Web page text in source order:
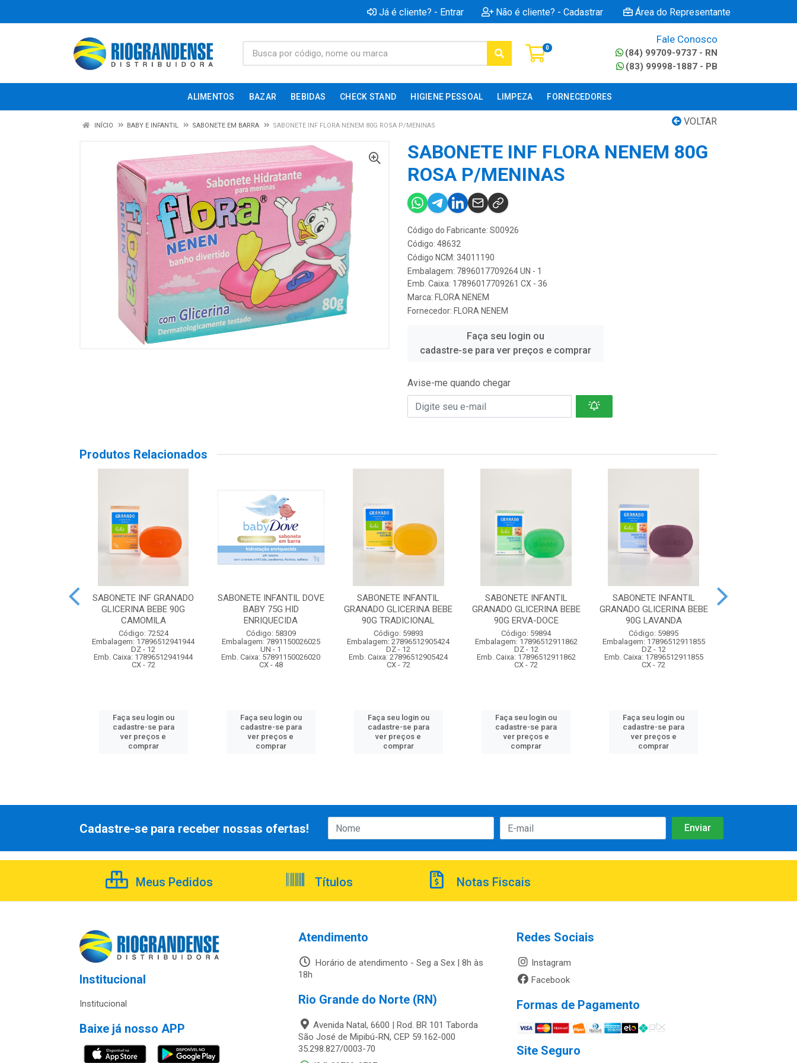
Já é cliente? - Entrar Não é cliente? - Cadastrar Área do Representante
0
Fale Conosco
(84) 99709-9737 - RN
(83) 99998-1887 - PB
ALIMENTOS BAZAR BEBIDAS CHECK STAND HIGIENE PESSOAL LIMPEZA FORNECEDORES
VOLTAR
INÍCIO BABY E INFANTIL SABONETE EM BARRA SABONETE INF FLORA NENEM 80G ROSA P/MENINAS
SABONETE INF FLORA NENEM 80G
ROSA P/MENINAS
Código do Fabricante: S00926
Código: 48632
Código NCM: 34011190
Embalagem: 7896017709264 UN - 1
Emb. Caixa: 17896017709261 CX - 36
Marca: FLORA NENEM
Fornecedor: FLORA NENEM
Faça seu login ou
cadastre-se para ver preços e comprar
Avise-me quando chegar
Produtos Relacionados
INF DOVE BABY
SABONETE INF GRANADO
GLICERINA BEBE 90G
CAMOMILA
Código: 72524
Embalagem: 17896512941944
DZ - 12
Emb. Caixa: 17896512941944
CX - 72
Faça seu login ou
cadastre-se para
ver preços e
comprar
SABONETE INFANTIL DOVE
BABY 75G HID
ENRIQUECIDA
Código: 58309
Embalagem: 7891150026025
UN - 1
Emb. Caixa: 57891150026020
CX - 48
Faça seu login ou
cadastre-se para
ver preços e
comprar
SABONETE INFANTIL
GRANADO GLICERINA BEBE
90G TRADICIONAL
Código: 59893
Embalagem: 27896512905424
DZ - 12
Emb. Caixa: 27896512905424
CX - 72
Faça seu login ou
cadastre-se para
ver preços e
comprar
SABONETE INFANTIL
GRANADO GLICERINA BEBE
90G ERVA-DOCE
Código: 59894
Embalagem: 17896512911862
DZ - 12
Emb. Caixa: 17896512911862
CX - 72
Faça seu login ou
cadastre-se para
ver preços e
comprar
SABONETE INFANTIL
GRANADO GLICERINA BEBE
90G LAVANDA
Código: 59895
Embalagem: 17896512911855
DZ - 12
Emb. Caixa: 17896512911855
CX - 72
Faça seu login ou
cadastre-se para
ver preços e
comprar
SABONETE INF
Cadastre-se para receber nossas ofertas!
Meus Pedidos Títulos Notas Fiscais
Institucional
Institucional
Baixe já nosso APP
Atendimento
Horário de atendimento - Seg a Sex | 8h às
18h
Rio Grande do Norte (RN)
Avenida Natal, 6600 | Rod. BR 101 Taborda
São José de Mipibú-RN, CEP 59.162-000
35.298.827/0003-70
Redes Sociais
Instagram
Facebook
Formas de Pagamento
Site Seguro